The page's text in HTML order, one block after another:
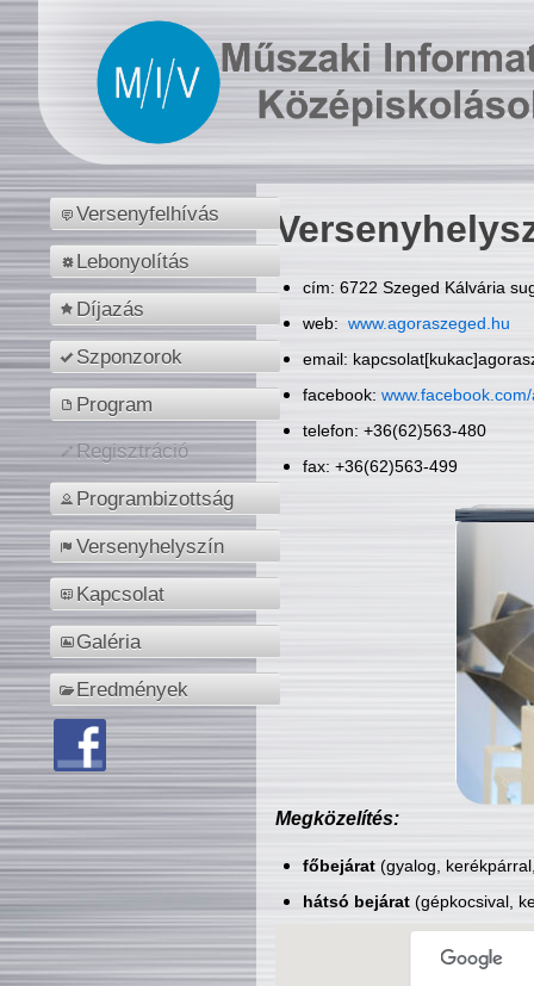
Versenyfelhívás
Lebonyolítás
Díjazás
Szponzorok
Program
Regisztráció
Programbizottság
Versenyhelyszín
Kapcsolat
Galéria
Eredmények
cím: 6722 Szeged Kálvária
web: www.agoraszeged.hu
email:
facebook:
telefon: +36(62)563-480
fax: +36(62)563-499
Megközelítés:
főbejárat(gyalog,
hátsó bejárat(gépkocsival,